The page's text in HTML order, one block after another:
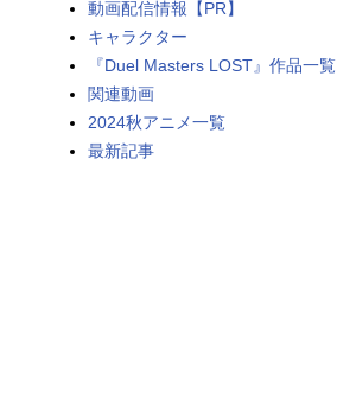
FOLLOW US
動画配信情報【PR】
キャラクター
『Duel Masters LOST』作品一覧
関連動画
2024秋アニメ一覧
最新記事